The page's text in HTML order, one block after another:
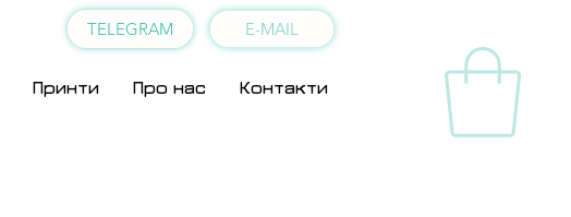
Принти Про нас Контакти
TELEGRAM E-MAIL